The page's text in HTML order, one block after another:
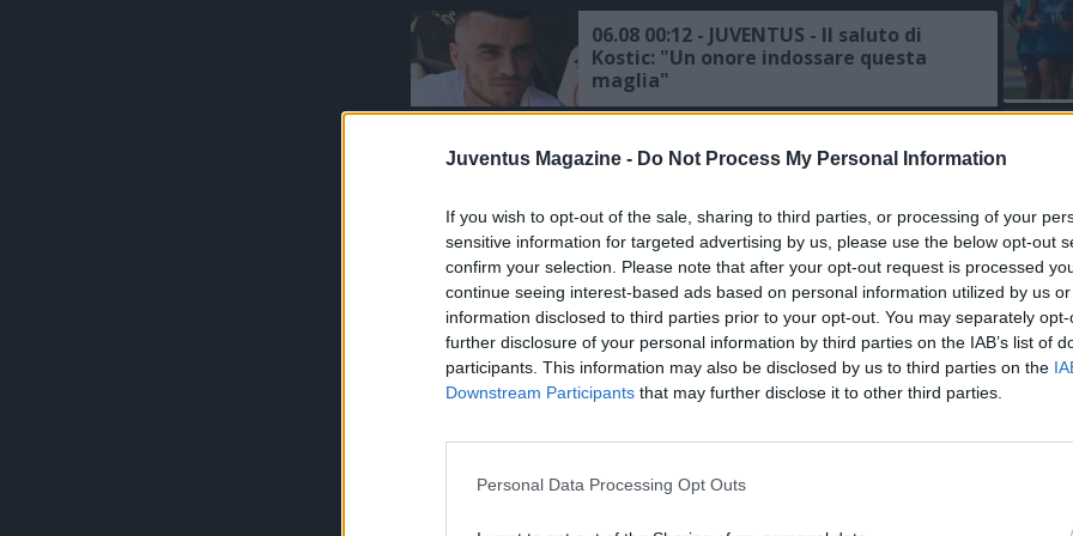
Juventus Magazine - Do Not Process My Personal Information
If you wish to opt-out of the sale, sharing to third parties, or processing of your
sensitive information for targeted advertising by us, please use the below opt-out
confirm your selection. Please note that after your opt-out request is processed
continue seeing interest-based ads based on personal information utilized by us
information disclosed to third parties prior to your opt-out. You may separately
further disclosure of your personal information by third parties on the IAB’s list of
participants. This information may also be disclosed by us to third parties on the
Downstream Participants that may further disclose it to other third parties.
Personal Data Processing Opt Outs
06.08 00:12 - JUVENTUS - Il saluto di
Kostic: "Un onore indossare questa
maglia"
05.08 22:25 - JUVENTUS - Zhegrova:
"Felice del gol, lavoro tutti i giorni per
05.08 16:55 - SKY - Juventus, Spalletti:
"Con la società piena condivisione
delle idee, si continua a lavorare nella
maniera corretta"
05.08 15:45 - AMICHEVOLI - La Juventus
batte il Chelsea 1-0, super gol di
05.08 13:47 - SKY - PSG-Suzuki, la